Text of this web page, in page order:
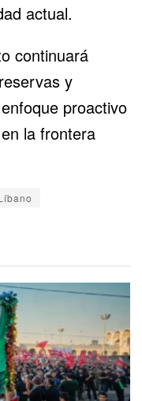
actual.
continuará
y
proactivo
la frontera